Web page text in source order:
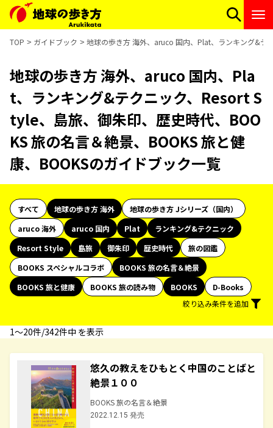
TOP ガイドブック 地球の歩き方 海外、aruco 国内、Plat、ランキング&テ
地球の歩き方 海外、aruco 国内、Pla
t、ランキング&テクニック、Resort S
tyle、島旅、御朱印、歴史時代、BOO
KS 旅の名言＆絶景、BOOKS 旅と健
康、BOOKSのガイドブック一覧
すべて 地球の歩き方 海外
地球の歩き方 Jシリーズ（国内）
aruco 海外
aruco 国内 Plat
ランキング&テクニック
Resort Style
島旅 御朱印 歴史時代
旅の図鑑
BOOKS スペシャルコラボ
BOOKS 旅の名言＆絶景
BOOKS 旅と健康
BOOKS 旅の読み物 BOOKS
D-Books
絞り込み条件を追加
1〜20件/342件中 を表示
悠久の教えをひもとく中国のことばと
絶景１００
BOOKS 旅の名言＆絶景
2022.12.15 発売